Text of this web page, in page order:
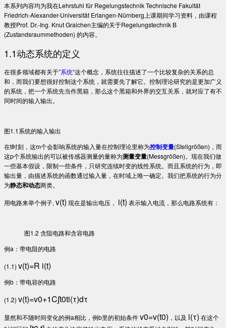
本系列内容均为我在Lehrstuhl für Regelungstechnik Technische Fakultät
Friedrich-Alexander-Universität Erlangen-Nürnberg上课期间学习资料，由课程
教授Prof. Dr.-Ing. Knut Graichen主编的关于Regelungstechnik B
(Zustandsraummethoden) 的内容。
1.1动态系统的定义
在很多领域都有关于”系统“这个概念，系统往往描述了一个比较复杂的关系的总
和，而我们要想很好控制这个系统，就需要先了解它。控制理论研究的是更加广义
的系统，把一个系统先当作黑箱，那么这个黑箱和外界的交互关系，就对应了有不
同时间的输入输出。
图1.1系统的输入输出
在t时刻，这m个会影响系统的输入量在控制理论里称为控制变量(Stellgrößen)，而
这p个系统输出的可以被传感器测量的量称为测量变量(Messgrößen)。现在我们做
一些基本假设，限制一些条件，只研究连续时变的线性系统。而且系统的行为，即
输出量，由描述系统的函数通过输入量，在时域上唯一确定。我们把系统的行为分
为静态和动态两类。
用电路来举个例子, v(t) 现在是输出电压， i(t) 表示输入电流，那么电路系统有：
图1.2 含阻电路和含容电路
例a：带电阻的电路
(1.1) v(t)=R i(t)
例b：带电容的电路
(1.2) v(t)=v0+1C∫t0ti(τ)dτ
显然和不随时间变化的例a相比，例b里的初始条件v0=v(t0) ，以及 i(τ) 在这个